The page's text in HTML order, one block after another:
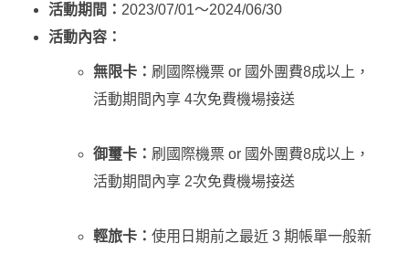
活動期間： 2023/07/01～2024/06/30
活動內容：
無限卡： 刷國際機票 or 國外團費8成以上，
活動期間內享 4次免費機場接送
御璽卡： 刷國際機票 or 國外團費8成以上，
活動期間內享 2次免費機場接送
輕旅卡：使用日期前之最近 3 期帳單一般新